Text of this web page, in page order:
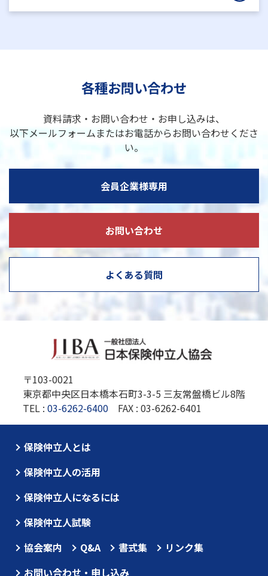
各種お問い合わせ
資料請求・お問い合わせ・お申し込みは、
以下メールフォームまたはお電話からお問い合わせくださ
い。
会員企業様専用
お問い合わせ
よくある質問
〒103-0021
東京都中央区日本橋本石町3-3-5 三友常盤橋ビル8階
TEL : 03-6262-6400 FAX : 03-6262-6401
保険仲立人とは
保険仲立人の活用
保険仲立人になるには
保険仲立人試験
協会案内
Q&A 書式集
リンク集
お問い合わせ・申し込み